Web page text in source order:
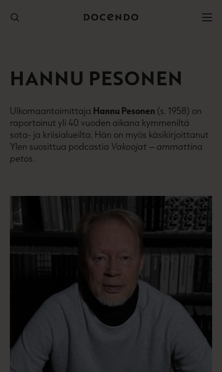
sisältöön
HANNU PESONEN
Ulkomaantoimittaja Hannu Pesonen (s. 1958) on
raportoinut yli 40 vuoden aikana kymmeniltä
sota-­ ja kriisialueilta. Hän on myös käsikirjoittanut
Ylen suosittua podcastia Vakoojat – ammattina
petos.